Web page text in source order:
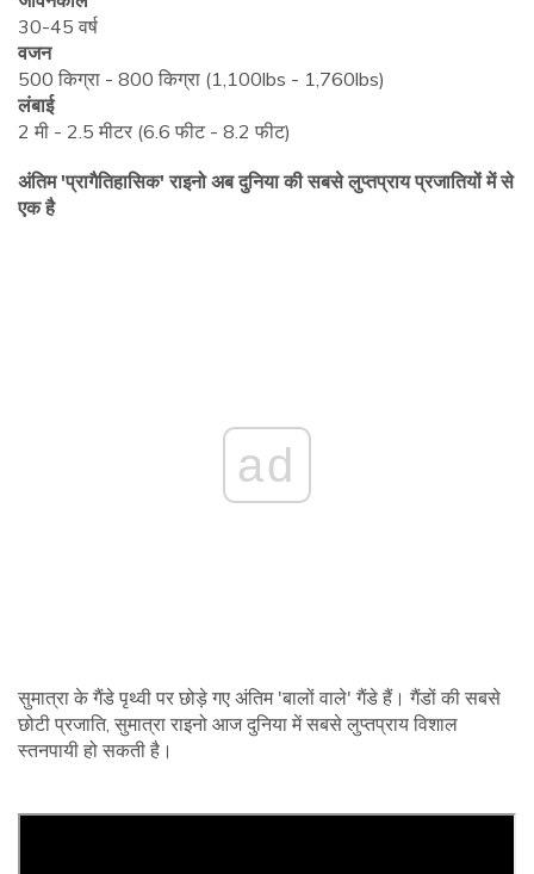
30-45 वर्ष
वजन
500 किग्रा - 800 किग्रा (1,100lbs - 1,760lbs)
लंबाई
2 मी - 2.5 मीटर (6.6 फीट - 8.2 फीट)
अंतिम 'प्रागैतिहासिक' राइनो अब दुनिया की सबसे लुप्तप्राय प्रजातियों में से
एक है
ad
सुमात्रा के गैंडे पृथ्वी पर छोड़े गए अंतिम 'बालों वाले' गैंडे हैं। गैंडों की सबसे
छोटी प्रजाति, सुमात्रा राइनो आज दुनिया में सबसे लुप्तप्राय विशाल
स्तनपायी हो सकती है।